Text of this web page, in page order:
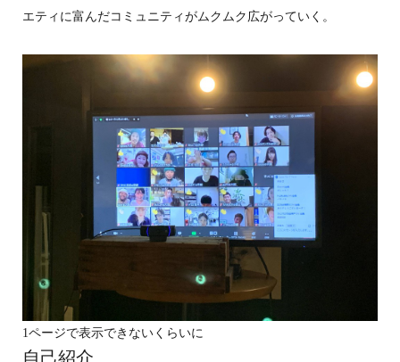
エティに富んだコミュニティがムクムク広がっていく。
1ページで表示できないくらいに
自己紹介